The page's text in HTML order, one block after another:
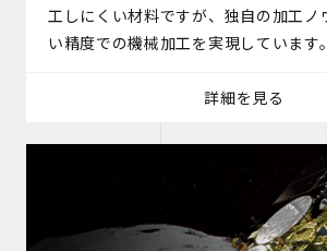
工しにくい材料ですが、独自の加工ノ
い精度での機械加工を実現しています。
詳細を見る